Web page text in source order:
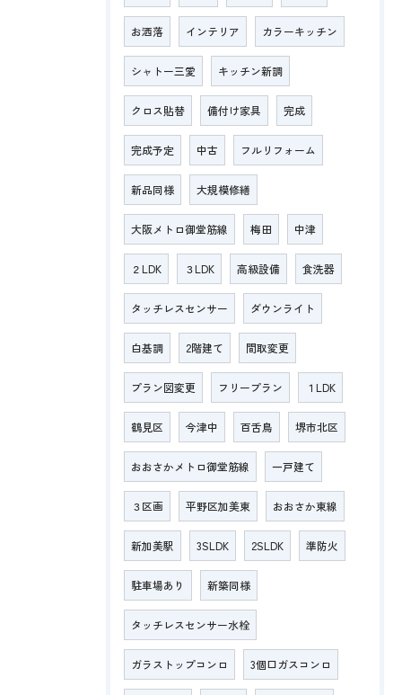
お洒落 インテリア カラーキッチン
シャトー三愛 キッチン新調
クロス貼替 備付け家具 完成
完成予定 中古 フルリフォーム
新品同様 大規模修繕
大阪メトロ御堂筋線 梅田 中津
２LDK ３LDK 高級設備 食洗器
タッチレスセンサー ダウンライト
白基調 2階建て 間取変更
プラン図変更 フリープラン １LDK
鶴見区 今津中 百舌鳥 堺市北区
おおさかメトロ御堂筋線 一戸建て
３区画 平野区加美東 おおさか東線
新加美駅 3SLDK 2SLDK 準防火
駐車場あり 新築同様
タッチレスセンサー水栓
ガラストップコンロ 3個口ガスコンロ